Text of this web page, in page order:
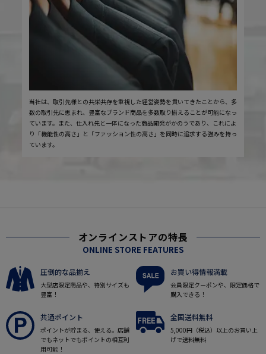
当社は、取引先様との共栄共存を重視した経営姿勢を貫いてきたことから、多
数の取引先に恵まれ、豊富なブランド商品を多数取り揃えることが可能になっ
ています。また、仕入れ先と一体になった商品開発がかのうであり、これによ
り「機能性の高さ」と「ファッション性の高さ」を同時に追求する強みを持っ
ています。
オンラインストアの特長
ONLINE STORE FEATURES
圧倒的な品揃え
大型店限定商品や、特別サイズも
豊富！
お買い得情報満載
会員限定クーポンや、限定価格で
購入できる！
共通ポイント
ポイントが貯まる、使える。店舗
でもネットでもポイントの相互利
用可能！
全国送料無料
5,000円（税込）以上のお買い上
げで送料無料